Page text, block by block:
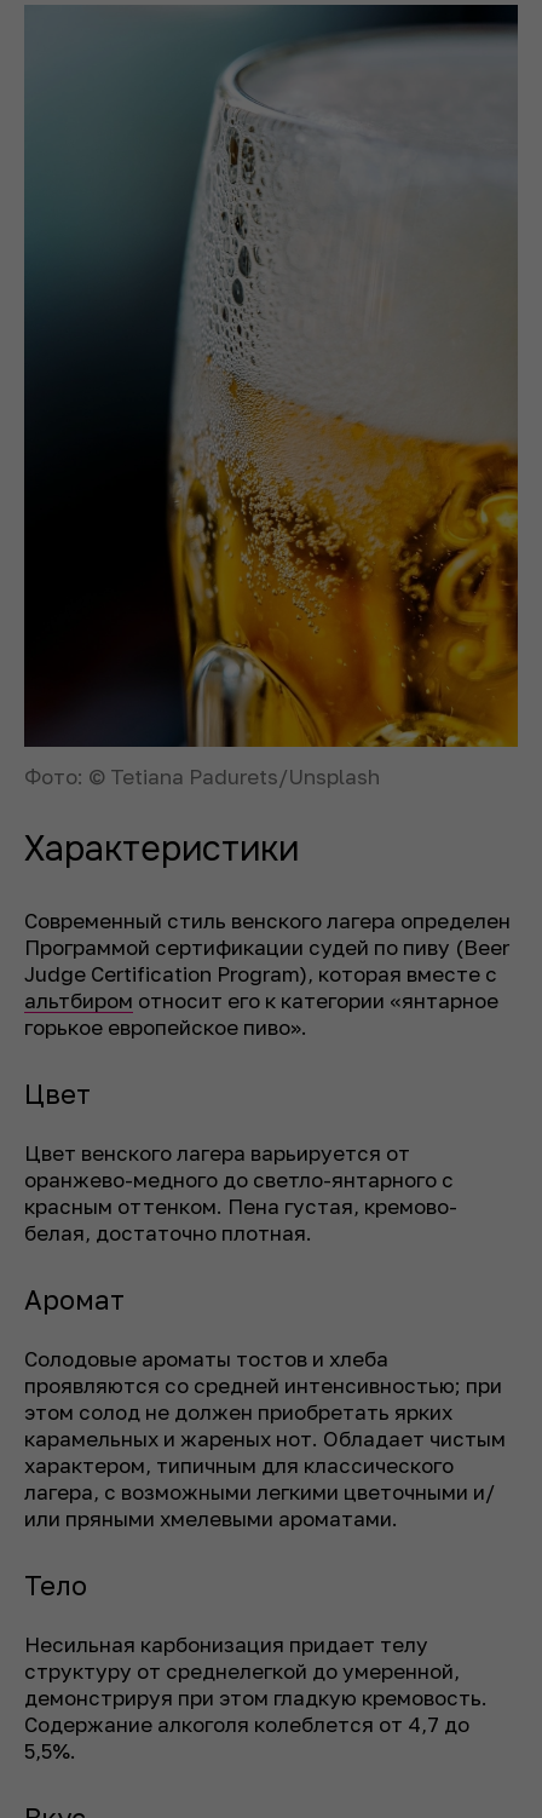
Фото: © Tetiana Padurets/Unsplash
Характеристики
Современный стиль венского лагера определен
Программой сертификации судей по пиву (Beer
Judge Certification Program), которая вместе с
альтбиром относит его к категории «янтарное
горькое европейское пиво».
Цвет
Цвет венского лагера варьируется от
оранжево-медного до светло-янтарного с
красным оттенком. Пена густая, кремово-
белая, достаточно плотная.
Аромат
Солодовые ароматы тостов и хлеба
проявляются со средней интенсивностью; при
этом солод не должен приобретать ярких
карамельных и жареных нот. Обладает чистым
характером, типичным для классического
лагера, с возможными легкими цветочными и/
или пряными хмелевыми ароматами.
Тело
Несильная карбонизация придает телу
структуру от среднелегкой до умеренной,
демонстрируя при этом гладкую кремовость.
Содержание алкоголя колеблется от 4,7 до
5,5%.